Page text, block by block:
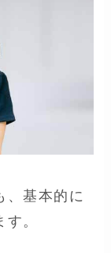
、基本的に
。